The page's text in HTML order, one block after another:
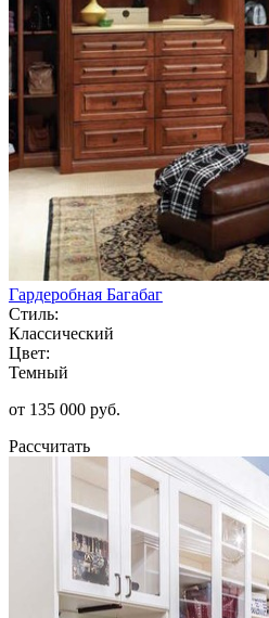
Гардеробная Багабаг
Стиль:
Классический
Цвет:
Темный
от 135 000 руб.
Рассчитать